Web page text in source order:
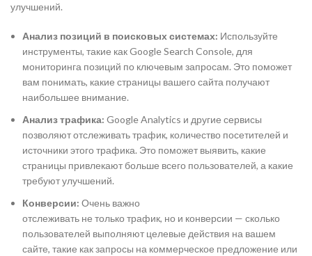
улучшений.
Анализ позиций в поисковых системах: Используйте
инструменты, такие как Google Search Console, для
мониторинга позиций по ключевым запросам. Это поможет
вам понимать, какие страницы вашего сайта получают
наибольшее внимание.
Анализ трафика: Google Analytics и другие сервисы
позволяют отслеживать трафик, количество посетителей и
источники этого трафика. Это поможет выявить, какие
страницы привлекают больше всего пользователей, а какие
требуют улучшений.
Конверсии: Очень важно
отслеживать не только трафик, но и конверсии — сколько
пользователей выполняют целевые действия на вашем
сайте, такие как запросы на коммерческое предложение или